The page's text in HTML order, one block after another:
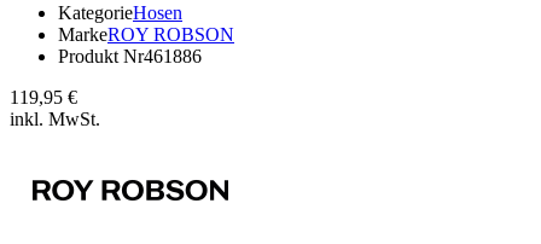
KategorieHosen
MarkeROY ROBSON
Produkt Nr461886
119,95 €
inkl. MwSt.